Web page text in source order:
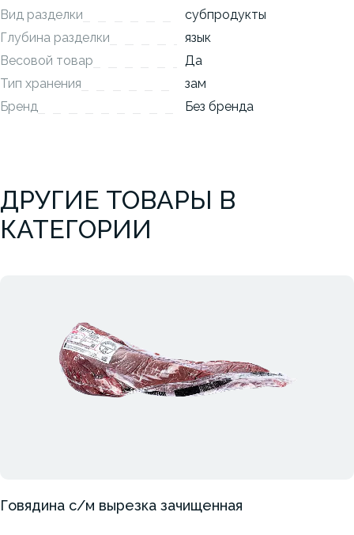
Вид разделки
субпродукты
Глубина разделки
язык
Весовой товар
Да
Тип хранения
зам
Бренд
Без бренда
ДРУГИЕ ТОВАРЫ В
КАТЕГОРИИ
Говядина с/м вырезка зачищенная